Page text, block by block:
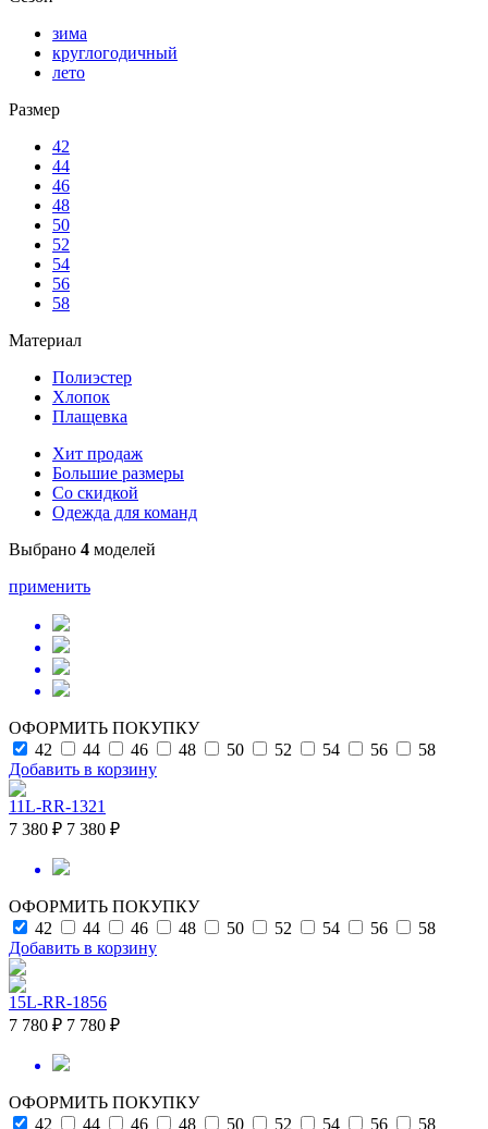
зима
круглогодичный
лето
Размер
42
44
46
48
50
52
54
56
58
Материал
Полиэстер
Хлопок
Плащевка
Хит продаж
Большие размеры
Со скидкой
Одежда для команд
Выбрано 4 моделей
применить
ОФОРМИТЬ ПОКУПКУ
42
44 46 48 50 52 54 56
58
Добавить в корзину
11L-RR-1321
7 380 ₽ 7 380 ₽
ОФОРМИТЬ ПОКУПКУ
42
44 46 48 50 52 54 56
58
Добавить в корзину
15L-RR-1856
7 780 ₽ 7 780 ₽
ОФОРМИТЬ ПОКУПКУ
42
44 46 48 50 52 54 56
58